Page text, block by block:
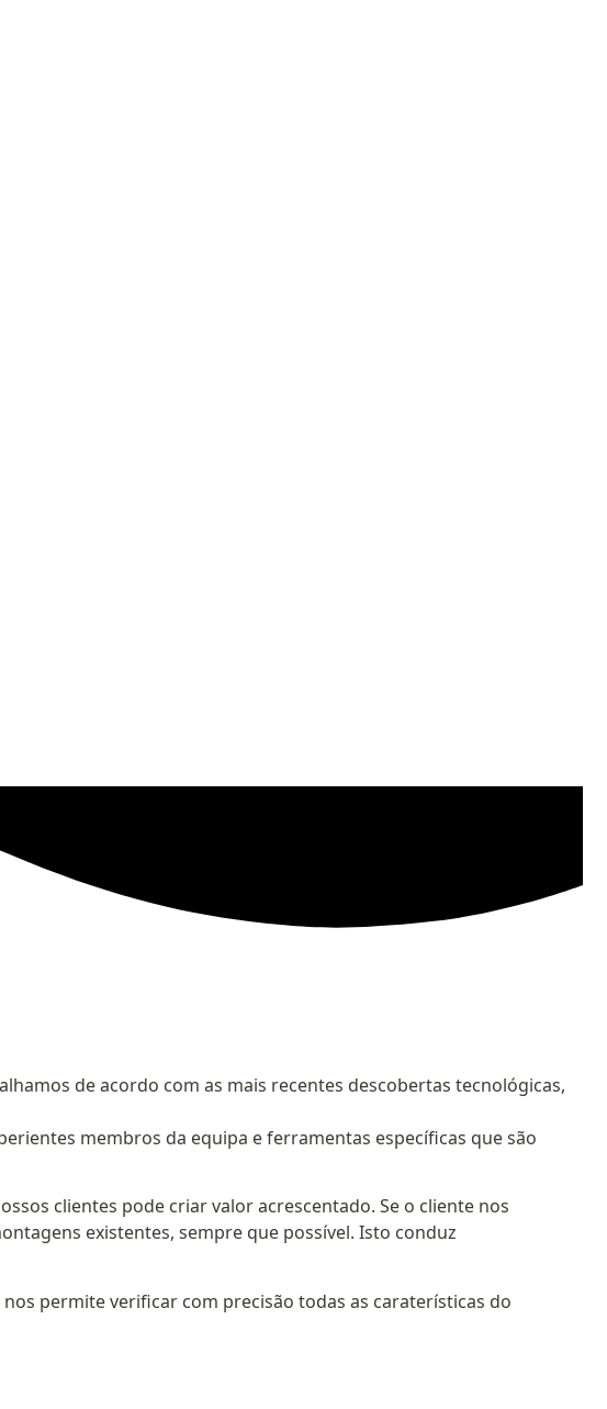
de acordo com as mais recentes descobertas tecnológicas,
membros da equipa e ferramentas específicas que são
clientes pode criar valor acrescentado. Se o cliente nos
existentes, sempre que possível. Isto conduz
permite verificar com precisão todas as caraterísticas do